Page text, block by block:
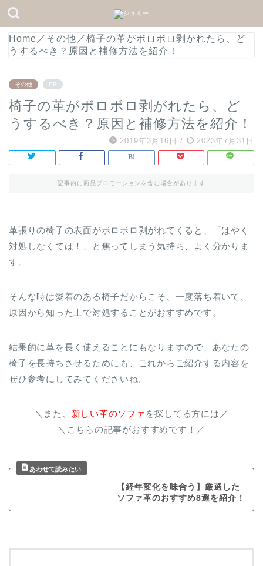
Home ／ その他 ／椅子の革がボロボロ剥がれたら、ど
うするべき？原因と補修方法を紹介！
その他 PR
椅子の革がボロボロ剥がれたら、ど
うするべき？原因と補修方法を紹介！
2019年3月16日 / 2023年7月31日
記事内に商品プロモーションを含む場合があります
革張りの椅子の表面がボロボロ剥がれてくると、「はやく
対処しなくては！」と焦ってしまう気持ち、よく分かりま
す。
そんな時は愛着のある椅子だからこそ、一度落ち着いて、
原因から知った上で対処することがおすすめです。
結果的に革を長く使えることにもなりますので、あなたの
椅子を長持ちさせるためにも、これからご紹介する内容を
ぜひ参考にしてみてくださいね。
＼また、 新しい革のソファ を探してる方には／
＼こちらの記事がおすすめです！／
【経年変化を味合う】厳選した
ソファ革のおすすめ8選を紹介！